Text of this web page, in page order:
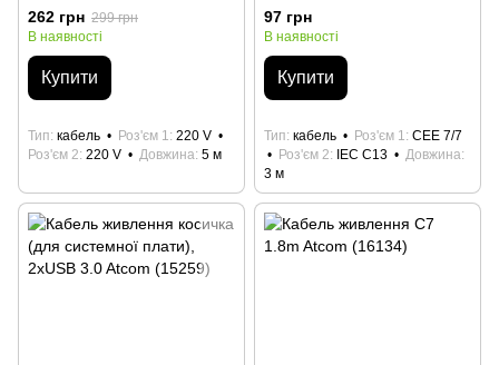
262 грн 299 грн
В наявності
Купити
Тип кабель Роз'єм 1
220 V
Роз'єм 2 220 V Довжина 5 м
97 грн
В наявності
Купити
Тип кабель Роз'єм 1
CEE 7/7
Роз'єм 2 IEC C13
Довжина
3 м